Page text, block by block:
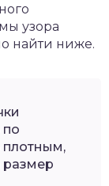
узора
найти ниже.
по
плотным,
размер